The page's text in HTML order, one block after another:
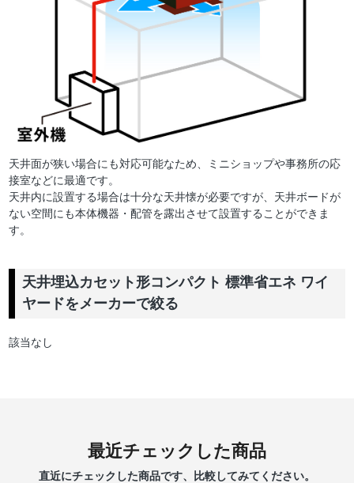
天井面が狭い場合にも対応可能なため、ミニショップや事務所の応
接室などに最適です。
天井内に設置する場合は十分な天井懐が必要ですが、天井ボードが
ない空間にも本体機器・配管を露出させて設置することができま
す。
天井埋込カセット形コンパクト 標準省エネ ワイ
ヤードをメーカーで絞る
該当なし
最近チェックした商品
直近にチェックした商品です、比較してみてください。